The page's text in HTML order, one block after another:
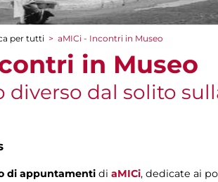
per tutti > aMICi - Incontri in Museo
in Museo
diverso dal solito
di appuntamenti di aMICi, dedicate ai